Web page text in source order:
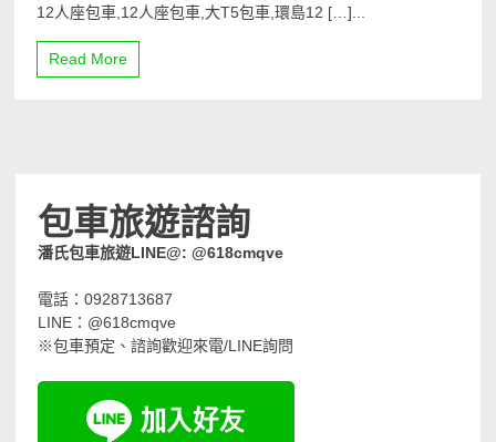
12人座包車,12人座包車,大T5包車,環島12 […]...
Read More
包車旅遊諮詢
潘氏包車旅遊LINE@: @618cmqve
電話：0928713687
LINE：@618cmqve
※包車預定、諮詢歡迎來電/LINE詢問